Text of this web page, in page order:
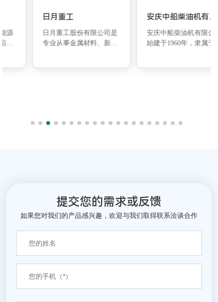
日月重工
日月重工股份有限公司是
专业从事金属材料、新能
服务。
安庆中船柴油机有限
安庆中船柴油机有限公司
始建于1960年，隶属于中
921A、多功能防锈剂JS-
提交您的需求或反馈
如果您对我们的产品感兴趣，欢迎与我们取得联系洽谈合作